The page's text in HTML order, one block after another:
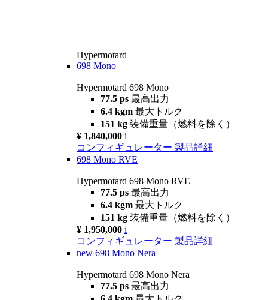
Hypermotard
698 Mono
Hypermotard 698 Mono
77.5 ps 最高出力
6.4 kgm 最大トルク
151 kg 装備重量（燃料を除く）
¥ 1,840,000 i
コンフィギュレーター 製品詳細
698 Mono RVE
Hypermotard 698 Mono RVE
77.5 ps 最高出力
6.4 kgm 最大トルク
151 kg 装備重量（燃料を除く）
¥ 1,950,000 i
コンフィギュレーター 製品詳細
new 698 Mono Nera
Hypermotard 698 Mono Nera
77.5 ps 最高出力